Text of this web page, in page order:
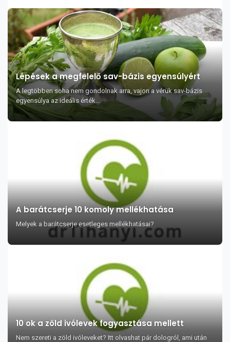
Lépések a megfelelő sav-bázis egyensúlyért
A legtöbben soha nem gondolnak arra, vajon a vérük sav-bázis
egyensúlya az ideális érték...
A barátcserje 10 komoly mellékhatása
Melyek a barátcserje esetleges mellékhatásai?
10 ok a zöld ivólevek fogyasztása mellett
Nem szereti a zöld ivóleveket? Itt olvashat pár dologról, ami után